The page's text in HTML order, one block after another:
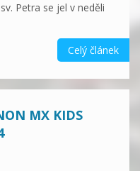
Petra se jel v neděli
Celý článek
MX KIDS